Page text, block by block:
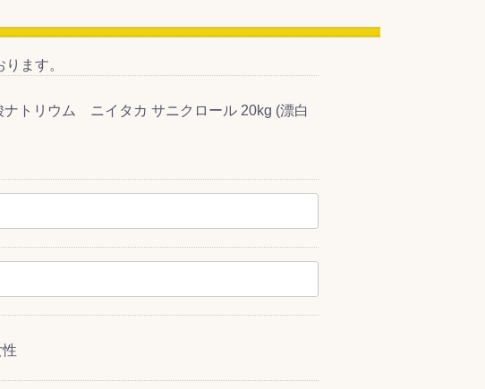
ます。
ナトリウム ニイタカ サニクロール 20kg (漂白